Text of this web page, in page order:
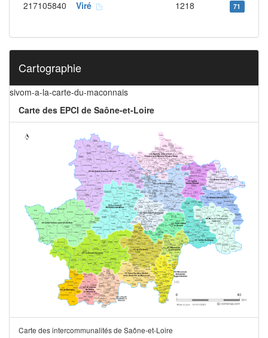
217105840 Viré 1218 71
Cartographie
sivom-a-la-carte-du-maconnais
Carte des EPCI de Saône-et-Loire
Carte des intercommunalités de Saône-et-Loire